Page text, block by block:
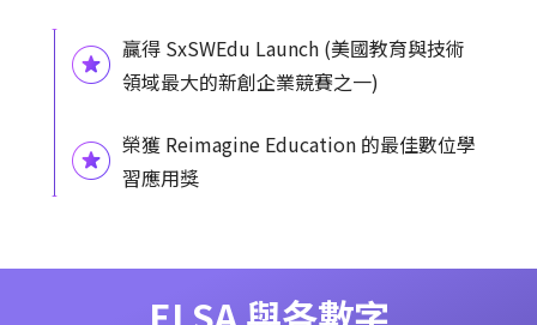
贏得 SxSWEdu Launch (美國教育與技術
領域最大的新創企業競賽之一)
榮獲 Reimagine Education 的最佳數位學
習應用獎